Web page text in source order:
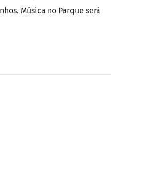
Música no Parque será